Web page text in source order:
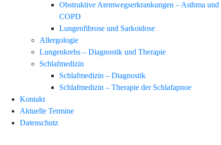
Obstruktive Atemwegserkrankungen – Asthma und
COPD
Lungenfibrose und Sarkoidose
Allergologie
Lungenkrebs – Diagnostik und Therapie
Schlafmedizin
Schlafmedizin – Diagnostik
Schlafmedizin – Therapie der Schlafapnoe
Kontakt
Aktuelle Termine
Datenschutz